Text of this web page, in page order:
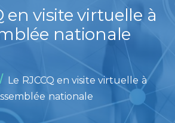
en visite virtuelle à
nationale
/ Le RJCCQ en visite virtuelle à
nationale